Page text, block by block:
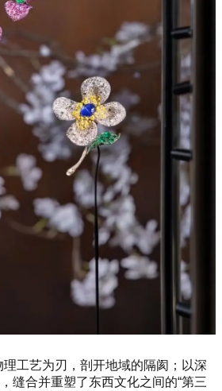
工艺为刃，剖开地域的隔阂；以深
缝合并重塑了东西文化之间的“第三